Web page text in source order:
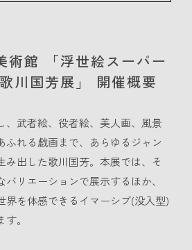
術館 「浮世絵スーパー
川国芳展」 開催概要
、武者絵、役者絵、美人画、風景
ふれる戯画まで、あらゆるジャン
み出した歌川国芳。本展では、そ
リエーションで展示するほか、
界を体感できるイマーシブ(没入型)
。